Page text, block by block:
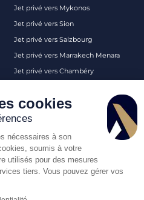
Jet privé vers Mykonos
Jet privé vers Sion
Jet privé vers Salzbourg
Jet privé vers Marrakech Menara
Jet privé vers Chambéry
Jet privé vers Londres
PAIEMENTS SÉCURISÉS PAR
cookies
nécessaires à son
soumis à votre
utilisés pour des mesures
tiers. Vous pouvez gérer vos